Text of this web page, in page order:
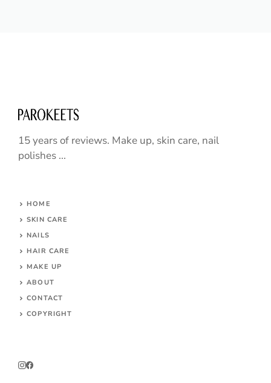
15 years of reviews. Make up, skin care, nail
polishes ...
HOME
SKIN CARE
NAILS
HAIR CARE
MAKE UP
ABOUT
CONTACT
COPYRIGHT